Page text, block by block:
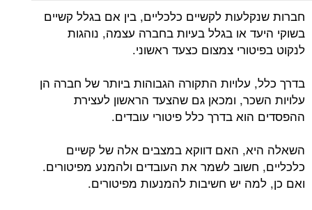
חברות שנקלעות לקשיים כלכליים, בין אם בגלל קשיים
בשוקי היעד או בגלל בעיות בחברה עצמה, נוהגות
לנקוט בפיטורי צמצום כצעד ראשוני.
בדרך כלל, עלויות התקורה הגבוהות ביותר של חברה הן
עלויות השכר, ומכאן גם שהצעד הראשון לעצירת
ההפסדים הוא בדרך כלל פיטורי עובדים.
השאלה היא, האם דווקא במצבים אלה של קשיים
כלכליים, חשוב לשמר את העובדים ולהמנע מפיטורים.
ואם כן, למה יש חשיבות להמנעות מפיטורים.